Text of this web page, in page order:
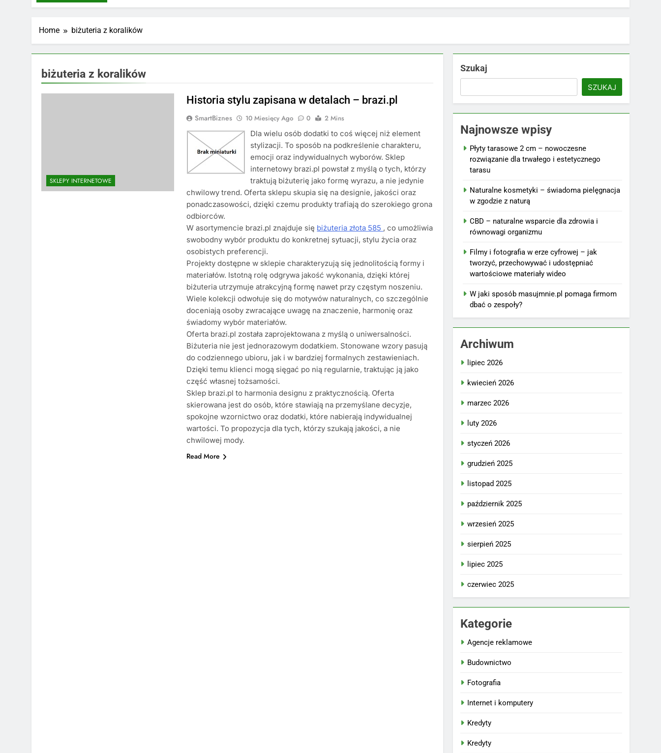
Home biżuteria z koralików
biżuteria z koralików
SKLEPY INTERNETOWE
Historia stylu zapisana w detalach – brazi.pl
SmartBiznes 10 Miesięcy Ago 0
2 Mins
Dla wielu osób dodatki to coś więcej niż element
stylizacji. To sposób na podkreślenie charakteru,
emocji oraz indywidualnych wyborów. Sklep
internetowy brazi.pl powstał z myślą o tych, którzy
traktują biżuterię jako formę wyrazu, a nie jedynie
chwilowy trend. Oferta sklepu skupia się na designie, jakości oraz
ponadczasowości, dzięki czemu produkty trafiają do szerokiego grona
odbiorców.
W asortymencie brazi.pl znajduje się biżuteria złota 585 , co umożliwia
swobodny wybór produktu do konkretnej sytuacji, stylu życia oraz
osobistych preferencji.
Projekty dostępne w sklepie charakteryzują się jednolitością formy i
materiałów. Istotną rolę odgrywa jakość wykonania, dzięki której
biżuteria utrzymuje atrakcyjną formę nawet przy częstym noszeniu.
Wiele kolekcji odwołuje się do motywów naturalnych, co szczególnie
doceniają osoby zwracające uwagę na znaczenie, harmonię oraz
świadomy wybór materiałów.
Oferta brazi.pl została zaprojektowana z myślą o uniwersalności.
Biżuteria nie jest jednorazowym dodatkiem. Stonowane wzory pasują
do codziennego ubioru, jak i w bardziej formalnych zestawieniach.
Dzięki temu klienci mogą sięgać po nią regularnie, traktując ją jako
część własnej tożsamości.
Sklep brazi.pl to harmonia designu z praktycznością. Oferta
skierowana jest do osób, które stawiają na przemyślane decyzje,
spokojne wzornictwo oraz dodatki, które nabierają indywidualnej
wartości. To propozycja dla tych, którzy szukają jakości, a nie
chwilowej mody.
Read More
Szukaj
SZUKAJ
Najnowsze wpisy
Płyty tarasowe 2 cm – nowoczesne
rozwiązanie dla trwałego i estetycznego
tarasu
Naturalne kosmetyki – świadoma pielęgnacja
w zgodzie z naturą
CBD – naturalne wsparcie dla zdrowia i
równowagi organizmu
Filmy i fotografia w erze cyfrowej – jak
tworzyć, przechowywać i udostępniać
wartościowe materiały wideo
W jaki sposób masujmnie.pl pomaga firmom
dbać o zespoły?
Archiwum
lipiec 2026
kwiecień 2026
marzec 2026
luty 2026
styczeń 2026
grudzień 2025
listopad 2025
październik 2025
wrzesień 2025
sierpień 2025
lipiec 2025
czerwiec 2025
Kategorie
Agencje reklamowe
Budownictwo
Fotografia
Internet i komputery
Kredyty
Kredyty